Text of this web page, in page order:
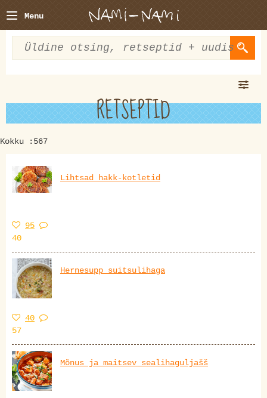
Menu
RETSEPTID
Kokku :567
Lihtsad hakk-kotletid
95
40
Hernesupp suitsulihaga
40
57
Mõnus ja maitsev sealihaguljašš